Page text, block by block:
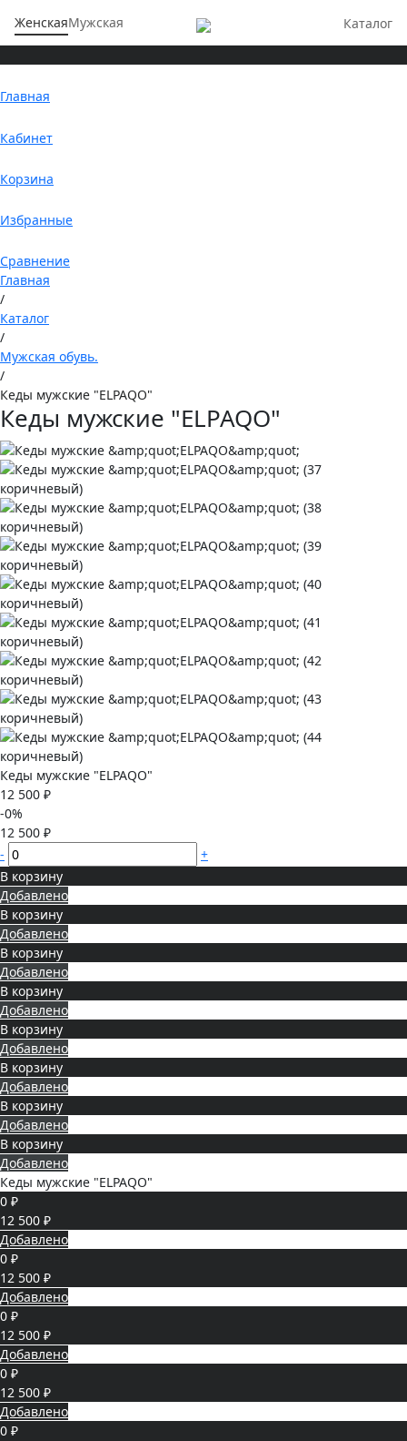
ЖенскаяМужская Каталог
Главная
Кабинет
Корзина
Избранные
Сравнение
Главная
/
Каталог
/
Мужская обувь.
/
Кеды мужские "ELPAQO"
Кеды мужские "ELPAQO"
Кеды мужские "ELPAQO"
12 500 ₽
-0%
12 500 ₽
-
+
В корзину
Добавлено
В корзину
Добавлено
В корзину
Добавлено
В корзину
Добавлено
В корзину
Добавлено
В корзину
Добавлено
В корзину
Добавлено
В корзину
Добавлено
Кеды мужские "ELPAQO"
0 ₽
12 500 ₽
Добавлено
0 ₽
12 500 ₽
Добавлено
0 ₽
12 500 ₽
Добавлено
0 ₽
12 500 ₽
Добавлено
0 ₽